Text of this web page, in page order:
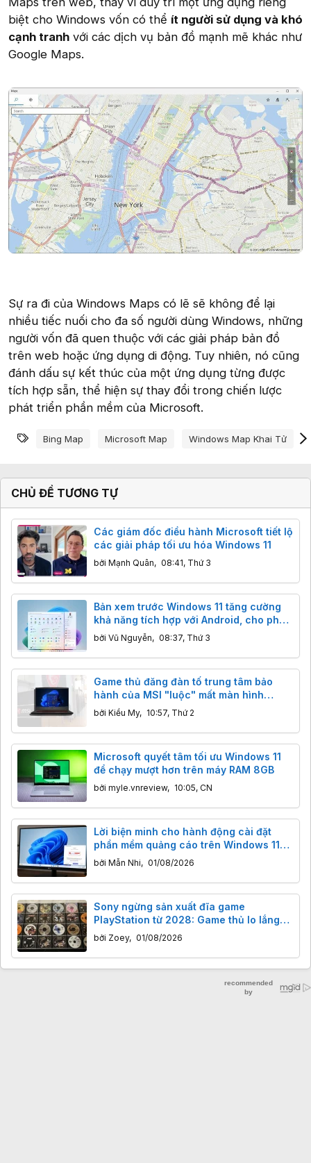
biệt cho Windows vốn có thể ít người sử dụng và khó
cạnh tranh với các dịch vụ bản đồ mạnh mẽ khác như
Google Maps.
Sự ra đi của Windows Maps có lẽ sẽ không để lại
nhiều tiếc nuối cho đa số người dùng Windows, những
người vốn đã quen thuộc với các giải pháp bản đồ
trên web hoặc ứng dụng di động. Tuy nhiên, nó cũng
đánh dấu sự kết thúc của một ứng dụng từng được
tích hợp sẵn, thể hiện sự thay đổi trong chiến lược
phát triển phần mềm của Microsoft.
Từ khóa
Bing Map Microsoft Map Windows Map Khai Tử
CHỦ ĐỀ TƯƠNG TỰ
Các giám đốc điều hành Microsoft tiết lộ
các giải pháp tối ưu hóa Windows 11
bởi Mạnh Quân, 08:41, Thứ 3
Bản xem trước Windows 11 tăng cường
khả năng tích hợp với Android, cho phép
người dùng xem thông báo điện thoại
trong một bong bóng khi di chuột qua
bởi Vũ Nguyễn, 08:37, Thứ 3
Game thủ đăng đàn tố trung tâm bảo
hành của MSI "luộc" mất màn hình
144Hz, sự thật đằng sau hoá ra là lỗi sơ
bởi Kiều My, 10:57, Thứ 2
Microsoft quyết tâm tối ưu Windows 11
để chạy mượt hơn trên máy RAM 8GB
bởi myle.vnreview, 10:05, CN
Lời biện minh cho hành động cài đặt
phần mềm quảng cáo trên Windows 11
cho thấy LG đã "hết thuốc chữa"
bởi Mẫn Nhi, 01/08/2026
Sony ngừng sản xuất đĩa game
PlayStation từ 2028: Game thủ lo lắng
điều gì?
bởi Zoey, 01/08/2026